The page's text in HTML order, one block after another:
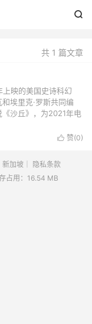

共 1 篇文章
映的美国史诗科幻
埃里克·罗斯共同编
沙丘》，为2021年电
 赞(0)
新加坡｜
隐私条款
占用：16.54 MB